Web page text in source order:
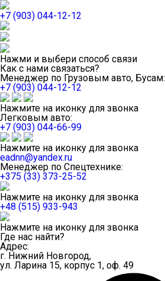
+7 (903) 044-12-12
Нажми и выбери способ связи
Как с нами связаться?
Менеджер по Грузовым авто, Бусам:
+7 (903) 044-12-12
Нажмите на иконку для звонка
Легковым авто:
+7 (903) 044-66-99
Нажмите на иконку для звонка
eadnn@yandex.ru
Менеджер по Спецтехнике:
+375 (33) 373-25-52
Нажмите на иконку для звонка
+48 (515) 933-943
Нажмите на иконку для звонка
Где нас найти?
Адрес:
г. Нижний Новгород,
ул. Ларина 15, корпус 1, оф. 49